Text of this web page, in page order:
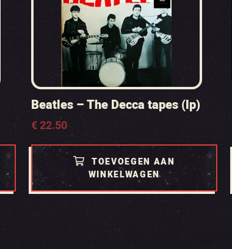
Beatles – The Decca tapes (lp)
€22.50
TOEVOEGEN AAN
WINKELWAGEN